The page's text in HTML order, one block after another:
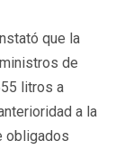
que la
de
litros a
a la
obligados